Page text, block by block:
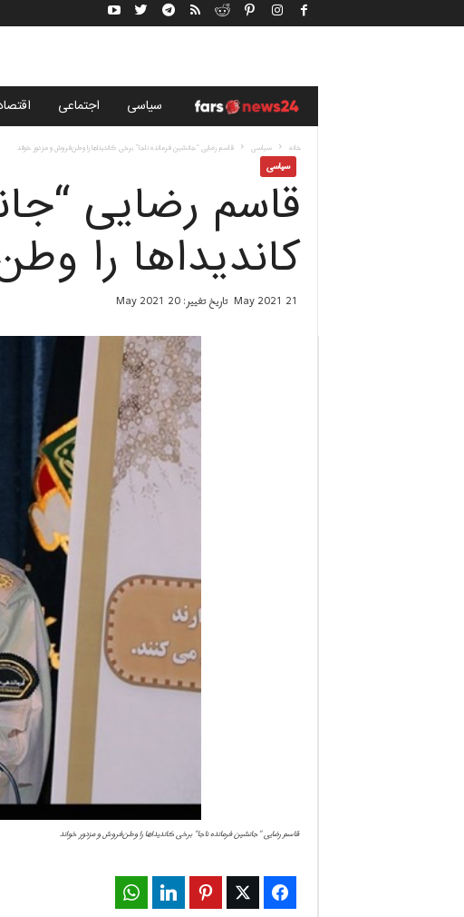
ب
ز
ا
ر
ی
ف
ا
ن
ی
و
سياسى اجتماعی
خانه سياسى قاسم رضایی “جانشین فرمانده ناجا” برخی کاندیداها را وطن‌فروش و مزدور خواند
سياسى
قاسم رضایی
کاندیداها را
21 May 2021 تاریخ تغییر: 20 May 2021
قاسم رضایی "جانشین فرمانده ناجا" برخی کاندیداها را وطن‌فروش و مزدور خواند
Facebook
Twitter
Pinterest
LinkedIn